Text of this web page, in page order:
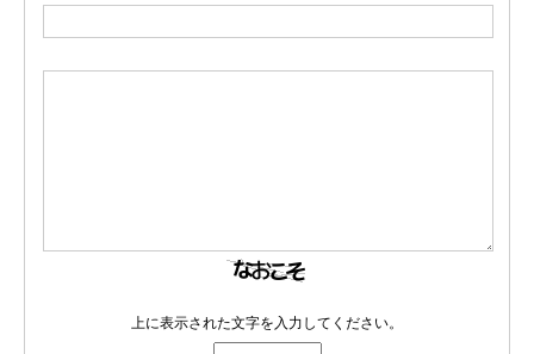
上に表示された文字を入力してください。